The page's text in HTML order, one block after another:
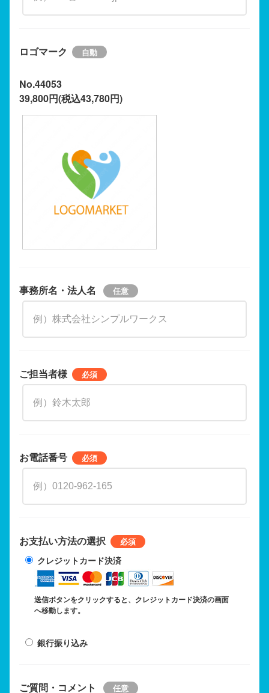
ロゴマーク
No.44053
39,800円(税込43,780円)
事務所名・法人名
ご担当者様
お電話番号
お支払い方法の選択
クレジットカード決済
送信ボタンをクリックすると、クレジットカード決済の画面
へ移動します。
銀行振り込み
ご質問・コメント